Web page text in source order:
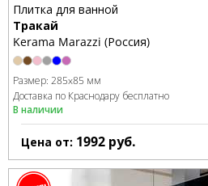
Плитка для ванной
Тракай
Kerama Marazzi (Россия)
Размер: 285x85 мм
Доставка по Краснодару бесплатно
В наличии
Цена от: 1992 руб.